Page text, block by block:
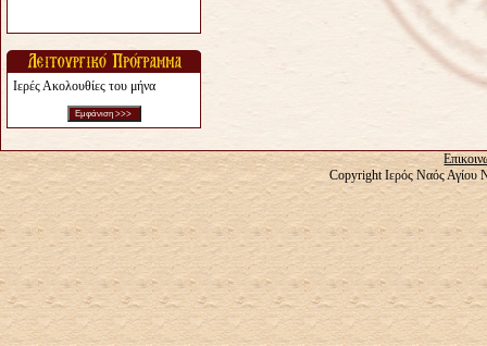
Ιερές Ακολουθίες του μήνα
Copyright Ιερός Ναός Αγίου